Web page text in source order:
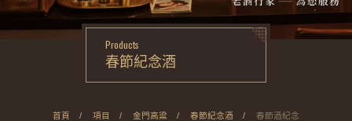
Products
春節紀念酒
首頁 項目 金門高粱 春節紀念酒 春節酒紀念